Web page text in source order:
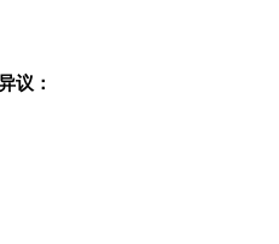
议：